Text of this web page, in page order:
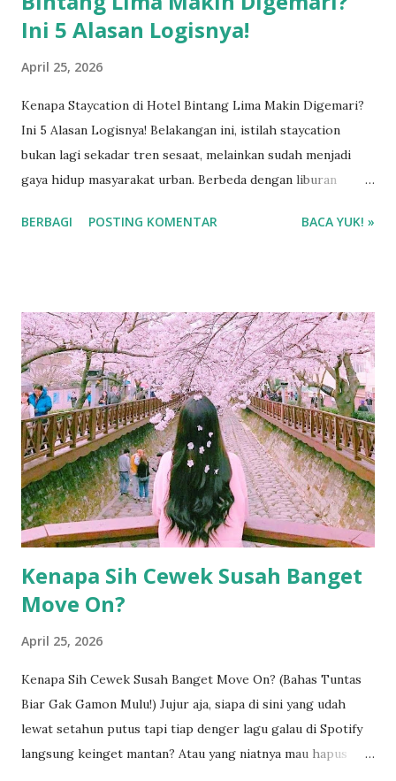
Ini 5 Alasan Logisnya!
April 25, 2026
Kenapa Staycation di Hotel Bintang Lima Makin Digemari?
Ini 5 Alasan Logisnya! Belakangan ini, istilah staycation
bukan lagi sekadar tren sesaat, melainkan sudah menjadi
gaya hidup masyarakat urban. Berbeda dengan liburan
tempat wisata, staycation justru mengajak kita untuk
di hotel bintang lima daripada pergi ke luar kota selama
tiga hari di penginapan biasa. Mengapa demikian? Ternyata,
ada alasan psikologis dan kenyamanan di balik pilihan
tersebut. Yuk, simak ulasannya! 1. Fasilitas Mewah sebagai
"Pelarian" Instan Alasan utama tentu saja adalah fasilitas.
Hotel bintang lima didesain untuk memanjakan tamu tanpa
perlu keluar dari area properti. Bayangkan Anda memiliki
akses ke kolam renang infinity, pusat kebugaran dengan alat
terbaru, hingga layanan spa premium dalam...
BERBAGI POSTING KOMENTAR BACA YUK! »
Kenapa Sih Cewek Susah Banget
Move On?
April 25, 2026
Kenapa Sih Cewek Susah Banget Move On? (Bahas Tuntas
Biar Gak Gamon Mulu!) Jujur aja, siapa di sini yang udah
lewat setahun putus tapi tiap denger lagu galau di Spotify
langsung keinget mantan? Atau yang niatnya mau hapus